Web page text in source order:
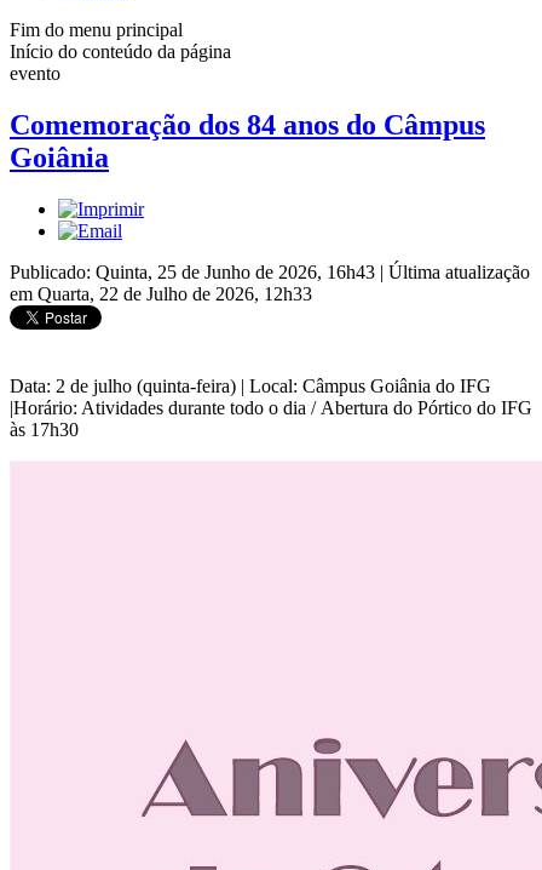
Fim do menu principal
Início do conteúdo da página
evento
Comemoração dos 84 anos do Câmpus
Goiânia
Publicado: Quinta, 25 de Junho de 2026, 16h43 | Última atualização
em Quarta, 22 de Julho de 2026, 12h33
Data: 2 de julho (quinta-feira) | Local: Câmpus Goiânia do IFG
|Horário: Atividades durante todo o dia / Abertura do Pórtico do IFG
às 17h30